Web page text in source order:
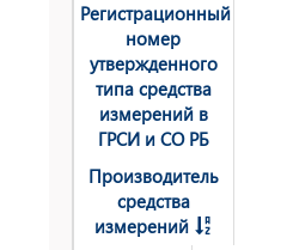
Регистрационный
номер
утвержденного
типа средства
измерений в
ГРСИ и СО РБ
Производитель
средства
измерений